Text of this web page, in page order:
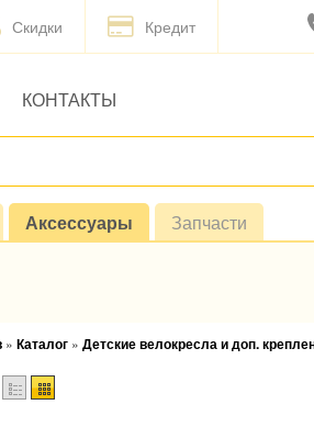
Скидки Кредит
КОНТАКТЫ
Аксессуары Запчасти
» Каталог » Детские велокресла и доп.